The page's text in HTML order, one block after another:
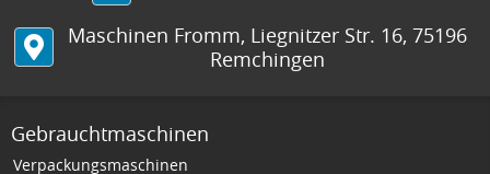
Maschinen Fromm, Liegnitzer Str. 16, 75196
Remchingen
Gebrauchtmaschinen
Verpackungsmaschinen